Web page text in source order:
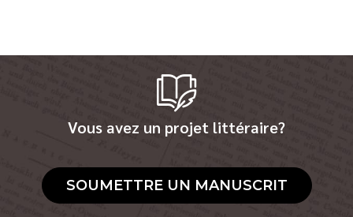
Vous avez un projet littéraire?
SOUMETTRE UN MANUSCRIT